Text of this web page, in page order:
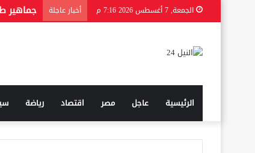
الجمعة, 7 أغسطس 2026 7:16 م أخبار عاجلة
الرئيسية عاجل مصر اقتصاد رياضة